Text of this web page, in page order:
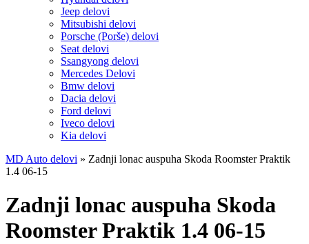
Jeep delovi
Mitsubishi delovi
Porsche (Porše) delovi
Seat delovi
Ssangyong delovi
Mercedes Delovi
Bmw delovi
Dacia delovi
Ford delovi
Iveco delovi
Kia delovi
MD Auto delovi » Zadnji lonac auspuha Skoda Roomster Praktik
1.4 06-15
Zadnji lonac auspuha Skoda
Roomster Praktik 1.4 06-15